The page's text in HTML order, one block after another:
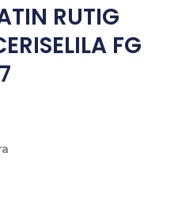
RUTIG
FG